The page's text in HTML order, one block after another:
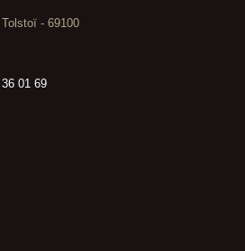
- 69100
01 69